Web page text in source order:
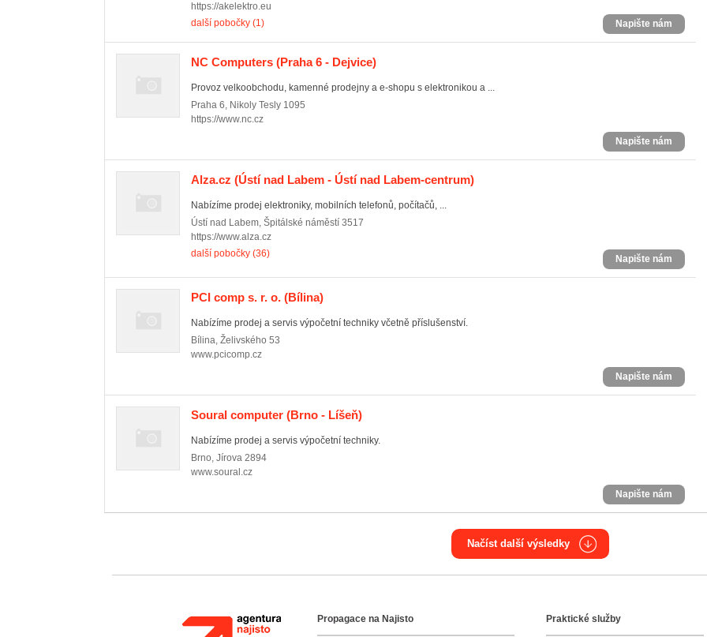
https://akelektro.eu
další pobočky (1)
Napište nám
NC Computers (Praha 6 - Dejvice)
Provoz velkoobchodu, kamenné prodejny a e-shopu s elektronikou a ...
Praha 6, Nikoly Tesly 1095
https://www.nc.cz
Napište nám
Alza.cz (Ústí nad Labem - Ústí nad Labem-centrum)
Nabízíme prodej elektroniky, mobilních telefonů, počítačů, ...
Ústí nad Labem, Špitálské náměstí 3517
https://www.alza.cz
další pobočky (36)
Napište nám
PCI comp s. r. o. (Bílina)
Nabízíme prodej a servis výpočetní techniky včetně příslušenství.
Bílina, Želivského 53
www.pcicomp.cz
Napište nám
Soural computer (Brno - Líšeň)
Nabízíme prodej a servis výpočetní techniky.
Brno, Jírova 2894
www.soural.cz
Napište nám
Načíst další výsledky
Agentura NajistoPropagace na Najisto Praktické služby